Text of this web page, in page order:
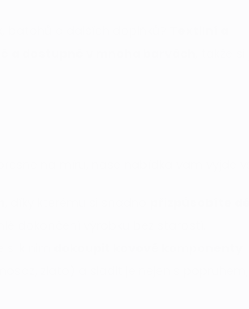
batohů a dalších doplňků?
a dostupné v mnoha barvách
na míru, naše nabídka vám vyjde
dokončení výrobku bez starostí.
zlato) a sladit je nejen s popruhem,